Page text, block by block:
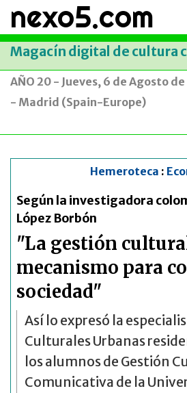
nexo5.com
Magacín digital de cultura
AÑO 20 - Jueves, 6 de Agosto
- Madrid (Spain-Europe)
Hemeroteca :
Según la investigadora
López Borbón
"La gestión
mecanismo para
sociedad"
Así lo expresó la
Culturales Urbanas
los alumnos de Gestión
Comunicativa de la